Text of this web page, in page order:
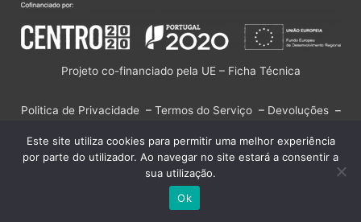
Projeto co-financiado pela UE – Ficha Técnica
Politica de Privacidade– Termos do Serviço– Devoluções–
Loja Online Tecnat
WordPress Theme
Este site utiliza cookies para permitir uma melhor experiência
por parte do utilizador. Ao navegar no site estará a consentir a
sua utilização.
Ok